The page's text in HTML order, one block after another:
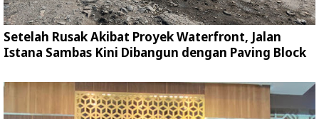
Setelah Rusak Akibat Proyek Waterfront, Jalan
Istana Sambas Kini Dibangun dengan Paving Block